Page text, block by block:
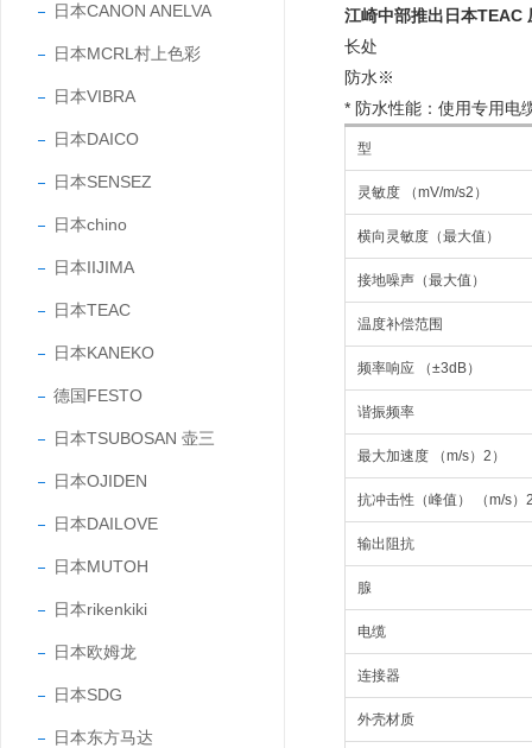
日本CANON ANELVA
日本MCRL村上色彩
日本VIBRA
日本DAICO
日本SENSEZ
日本chino
日本IIJIMA
日本TEAC
日本KANEKO
德国FESTO
日本TSUBOSAN 壶三
日本OJIDEN
日本DAILOVE
日本MUTOH
日本rikenkiki
日本欧姆龙
日本SDG
日本东方马达
江崎中部推出日本TEAC
长处
防水※
* 防水性能：使用专用电
型
灵敏度 （mV/m/s2）
横向灵敏度（最大值）
接地噪声（最大值）
温度补偿范围
频率响应 （±3dB）
谐振频率
最大加速度 （m/s）2）
抗冲击性（峰值） （m/s）
输出阻抗
腺
电缆
连接器
外壳材质